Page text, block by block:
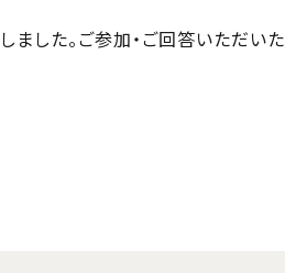
ました。ご参加・ご回答いただいた